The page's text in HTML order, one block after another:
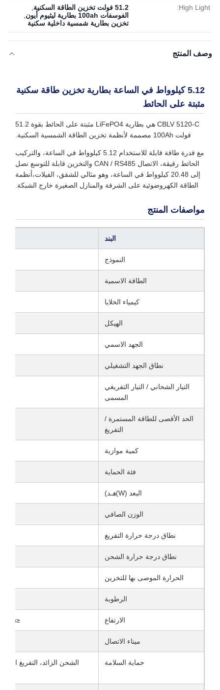
High Light: 51.2 فولت تخزين الطاقة السكنية
الفوسفات 100ah بطارية ليثيوم أيون
تخزين بطارية شمسية داخلية سكنية
وصف المنتج
5.12 كيلوواط في الساعة بطارية تخزين طاقة سكنية
مثبتة على الحائط
CBLV 5120-C هي بطارية LiFePO4 مثبتة على الحائط بقوة 51.2
فولت 100Ah مصممة لأنظمة تخزين الطاقة الشمسية السكنية.
مع قدرة طاقة قابلة للاستخدام 5.12 كيلوواط في الساعة، والتركيب
الحائط رقيقة، الاتصال CAN / RS485 والتخزين قابلة للتوسع تصل
إلى 20.48 كيلوواط في الساعة، وهو مثالي للشقق، الفيلات،أنظمة
الطاقة الكهروضوئية على الشرفة والمنازل الصغيرة خارج الشبكة.
مواصفات المنتج
البند
النموذج
الطاقة الاسمية
كيمياء الخلايا
الهيكل
الجهد الاسمي
نطاق الجهد التشغيلي
التيار الشحاني / التيار التفريغي
المسمى
الحد الأقصى للطاقة المستمرة /
التفريغ
كمية موازية
فئة الحماية
البعد (W) هـد)
الوزن الصافي
نطاق درجة حرارة التفريغ
نطاق درجة حرارة الشحن
الحرارة الموصى بها للتخزين
الرطوبة
الارتفاع ≤4000m (المعدل أعلى من 2000m)
ميناء الاتصال
حماية السلامة الشحن الزائد، التفريغ